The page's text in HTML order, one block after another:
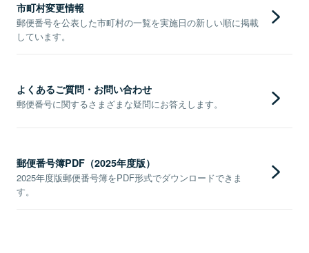
市町村変更情報
郵便番号を公表した市町村の一覧を実施日の新しい順に掲載
しています。
よくあるご質問・お問い合わせ
郵便番号に関するさまざまな疑問にお答えします。
郵便番号簿PDF（2025年度版）
2025年度版郵便番号簿をPDF形式でダウンロードできま
す。